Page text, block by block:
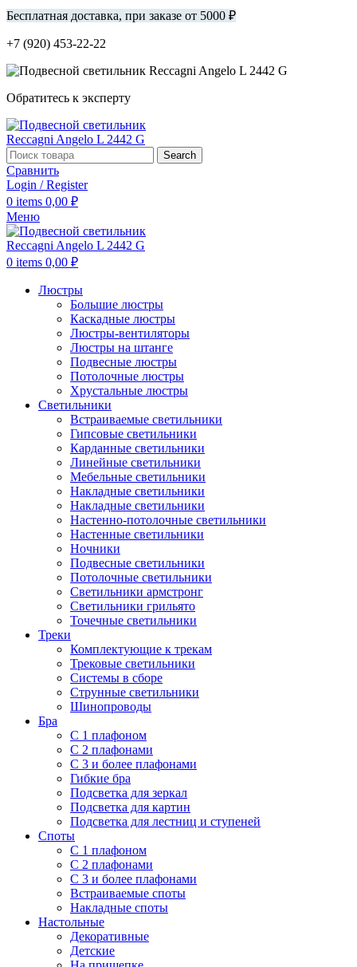
Бесплатная доставка, при заказе от 5000 ₽
+7 (920) 453-22-22
Обратитесь к эксперту
Search
Сравнить
Login / Register
0 items 0,00 ₽
Меню
0 items 0,00 ₽
Люстры
Большие люстры
Каскадные люстры
Люстры-вентиляторы
Люстры на штанге
Подвесные люстры
Потолочные люстры
Хрустальные люстры
Светильники
Встраиваемые светильники
Гипсовые светильники
Карданные светильники
Линейные светильники
Мебельные светильники
Накладные светильники
Накладные светильники
Настенно-потолочные светильники
Настенные светильники
Ночники
Подвесные светильники
Потолочные светильники
Светильники армстронг
Светильники грильято
Точечные светильники
Треки
Комплектующие к трекам
Трековые светильники
Системы в сборе
Струнные светильники
Шинопроводы
Бра
С 1 плафоном
С 2 плафонами
С 3 и более плафонами
Гибкие бра
Подсветка для зеркал
Подсветка для картин
Подсветка для лестниц и ступеней
Споты
С 1 плафоном
С 2 плафонами
С 3 и более плафонами
Встраиваемые споты
Накладные споты
Настольные
Декоративные
Детские